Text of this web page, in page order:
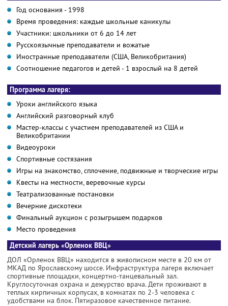
Год основания - 1998
Время проведения: каждые школьные каникулы
Участники: школьники от 6 до 14 лет
Русскоязычные преподаватели и вожатые
Иностранные преподаватели (США, Великобритания)
Соотношение педагогов и детей - 1 взрослый на 8 детей
Программа лагеря:
Уроки английского языка
Английский разговорный клуб
Мастер-классы с участием преподавателей из США и
Великобритании
Видеоуроки
Спортивные состязания
Игры на знакомство, сплочение, подвижные и творческие игры
Квесты на местности, веревочные курсы
Театрализованные постановки
Вечерние дискотеки
Финальный аукцион с розыгрышем подарков
Место проведения
Детский лагерь «Орленок ВВЦ»
ДОЛ «Орленок ВВЦ» находится в живописном месте в 20 км от
МКАД по Ярославскому шоссе. Инфраструктура лагеря включает
спортивные площадки, концертно-танцевальный зал.
Круглосуточная охрана и дежурство врача. Дети проживают в
теплых кирпичных корпусах, в комнатах по 2-3 человека с
удобствами на блок. Пятиразовое качественное питание.